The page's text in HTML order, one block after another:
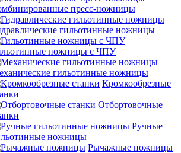
пресс-ножницы
гильотинные ножницы
ножницы с ЧПУ
гильотинные ножницы
Кромкообрезные
Отбортовочные
Ручные
ножницы
Рычажные ножницы